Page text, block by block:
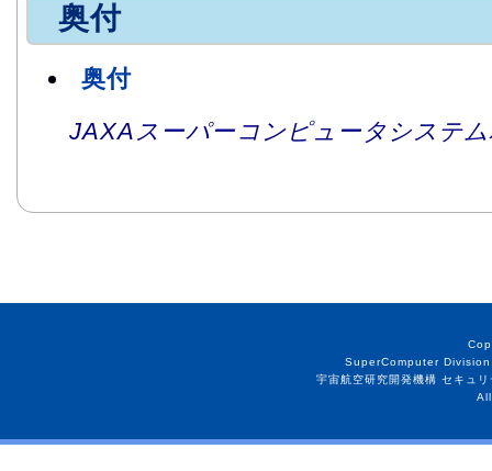
奥付
奥付
JAXAスーパーコンピュータシステ
SuperComputer
宇宙航空研究開発機構 セキュ